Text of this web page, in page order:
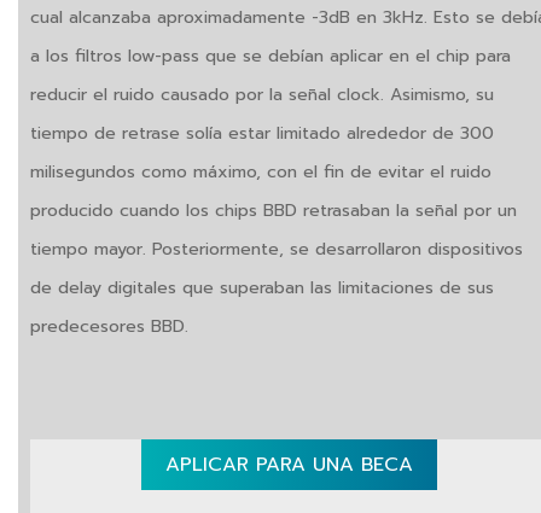
cual alcanzaba aproximadamente -3dB en 3kHz. Esto se
a los filtros low-pass que se debían aplicar en el chip para
reducir el ruido causado por la señal clock. Asimismo, su
tiempo de retrase solía estar limitado alrededor de 300
milisegundos como máximo, con el fin de evitar el ruido
producido cuando los chips BBD retrasaban la señal por un
tiempo mayor. Posteriormente, se desarrollaron dispositivos
de delay digitales que superaban las limitaciones de sus
predecesores BBD.
APLICAR PARA UNA BECA